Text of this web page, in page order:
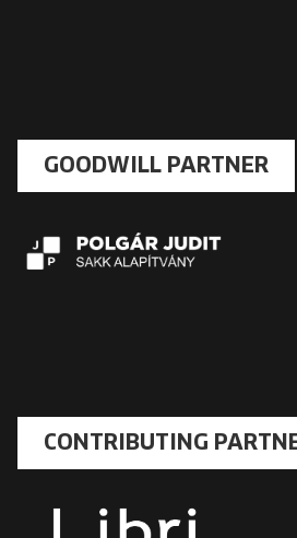
GOODWILL PARTNER
CONTRIBUTING